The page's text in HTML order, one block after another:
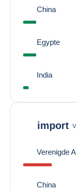
China
Egypte
India
import
Verenigde
China